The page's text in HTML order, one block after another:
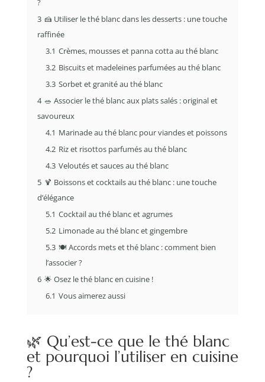
?
3 🍰 Utiliser le thé blanc dans les desserts : une touche
raffinée
3.1 Crèmes, mousses et panna cotta au thé blanc
3.2 Biscuits et madeleines parfumées au thé blanc
3.3 Sorbet et granité au thé blanc
4 🥗 Associer le thé blanc aux plats salés : original et
savoureux
4.1 Marinade au thé blanc pour viandes et poissons
4.2 Riz et risottos parfumés au thé blanc
4.3 Veloutés et sauces au thé blanc
5 🍹 Boissons et cocktails au thé blanc : une touche
d’élégance
5.1 Cocktail au thé blanc et agrumes
5.2 Limonade au thé blanc et gingembre
5.3 🍽 Accords mets et thé blanc : comment bien
l’associer ?
6 🌟 Osez le thé blanc en cuisine !
6.1 Vous aimerez aussi
🌿 Qu’est-ce que le thé blanc
et pourquoi l’utiliser en cuisine
?